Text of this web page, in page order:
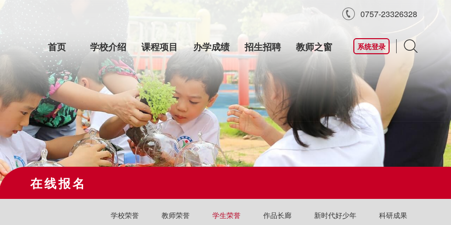
 0757-23326328
首页 学校介绍 课程项目 办学成绩 招生招聘 教师之窗 系统登录 
在线报名
学校荣誉 教师荣誉 学生荣誉 作品长廊 新时代好少年 科研成果